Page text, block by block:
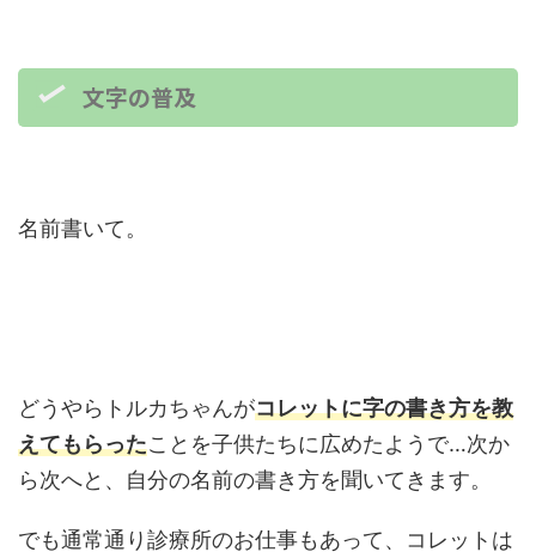
文字の普及
名前書いて。
どうやらトルカちゃんがコレットに字の書き方を教
えてもらったことを子供たちに広めたようで…次か
ら次へと、自分の名前の書き方を聞いてきます。
でも通常通り診療所のお仕事もあって、コレットは